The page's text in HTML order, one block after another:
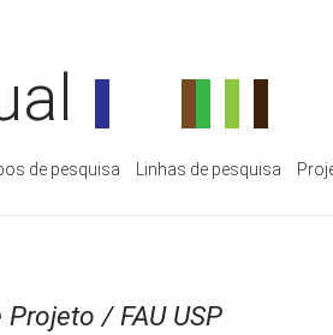
de pesquisa Linhas de pesquisa
/ FAU USP